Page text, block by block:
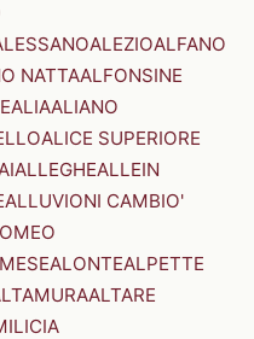
ALEZIOALFANO
NATTAALFONSINE
ALIAALIANO
ALICE SUPERIORE
ALLEGHEALLEIN
ALLUVIONI CAMBIO'
ALONTEALPETTE
ALTARE